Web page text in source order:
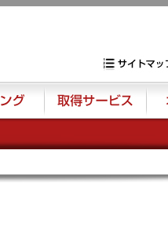
取得サービス オプ